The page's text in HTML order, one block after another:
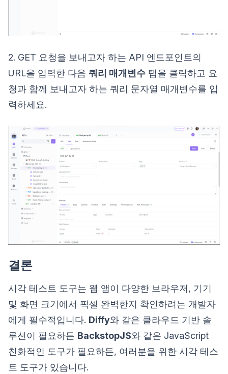
2. GET 요청을 보내고자 하는 API 엔드포인트의
URL을 입력한 다음 쿼리 매개변수 탭을 클릭하고 요
청과 함께 보내고자 하는 쿼리 문자열 매개변수를 입
력하세요.
결론
시각 테스트 도구는 웹 앱이 다양한 브라우저, 기기
및 화면 크기에서 픽셀 완벽한지 확인하려는 개발자
에게 필수적입니다. Diffy와 같은 클라우드 기반 솔
루션이 필요하든 BackstopJS와 같은 JavaScript
친화적인 도구가 필요하든, 여러분을 위한 시각 테스
트 도구가 있습니다.